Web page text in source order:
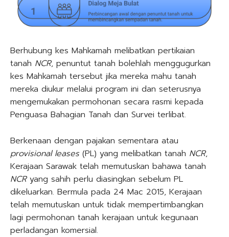
Berhubung kes Mahkamah melibatkan pertikaian
tanah NCR, penuntut tanah bolehlah menggugurkan
kes Mahkamah tersebut jika mereka mahu tanah
mereka diukur melalui program ini dan seterusnya
mengemukakan permohonan secara rasmi kepada
Penguasa Bahagian Tanah dan Survei terlibat.
Berkenaan dengan pajakan sementara atau
provisional leases (PL) yang melibatkan tanah NCR,
Kerajaan Sarawak telah memutuskan bahawa tanah
NCRyang sahih perlu diasingkan sebelum PL
dikeluarkan. Bermula pada 24 Mac 2015, Kerajaan
telah memutuskan untuk tidak mempertimbangkan
lagi permohonan tanah kerajaan untuk kegunaan
perladangan komersial.